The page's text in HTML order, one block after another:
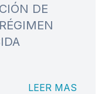
DE
LEER MAS